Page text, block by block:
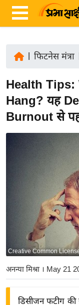
ज़ा
ख
ब
र
बि
ज़
ने
फिटनेस मंत्रा
Health Tips:
Hang? यह
Burnout से
Creative Common
अनन्या मिश्रा । May 21
डिसीजन फटीग की